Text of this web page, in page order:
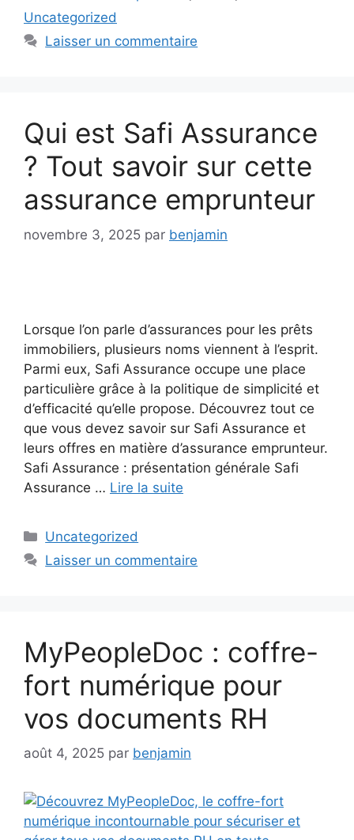
Uncategorized
Laisser un commentaire
Qui est Safi Assurance
? Tout savoir sur cette
assurance emprunteur
novembre 3, 2025 par benjamin
Lorsque l’on parle d’assurances pour les prêts
immobiliers, plusieurs noms viennent à l’esprit.
Parmi eux, Safi Assurance occupe une place
particulière grâce à la politique de simplicité et
d’efficacité qu’elle propose. Découvrez tout ce
que vous devez savoir sur Safi Assurance et
leurs offres en matière d’assurance emprunteur.
Safi Assurance : présentation générale Safi
Assurance … Lire la suite
Catégories
Uncategorized
Laisser un commentaire
MyPeopleDoc : coffre-
fort numérique pour
vos documents RH
août 4, 2025 par benjamin